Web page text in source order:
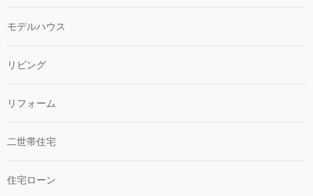
モデルハウス
リビング
リフォーム
二世帯住宅
住宅ローン